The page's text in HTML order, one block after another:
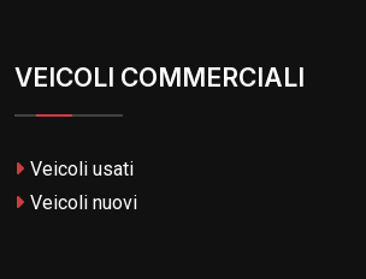
VEICOLI COMMERCIALI
Veicoli usati
Veicoli nuovi